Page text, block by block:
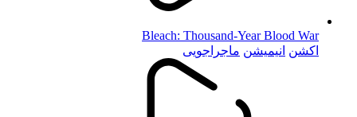
Bleach: Thousand-Year Blood War
اکشن انیمیشن ماجراجویی